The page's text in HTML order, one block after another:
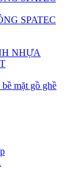
SPATEC
NHỰA
mặt gồ ghề